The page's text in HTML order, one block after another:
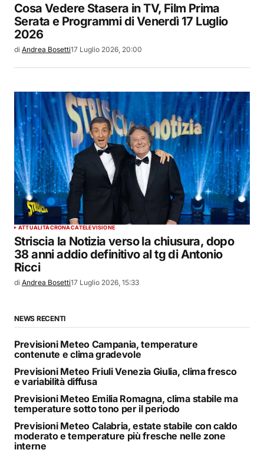
Cosa Vedere Stasera in TV, Film Prima
Serata e Programmi di Venerdì 17 Luglio
2026
di Andrea Bosetti17 Luglio 2026, 20:00
ATTUALITÀCRONACATELEVISIONE
Striscia la Notizia verso la chiusura, dopo
38 anni addio definitivo al tg di Antonio
Ricci
di Andrea Bosetti17 Luglio 2026, 15:33
NEWS RECENTI
Previsioni Meteo Campania, temperature
contenute e clima gradevole
Previsioni Meteo Friuli Venezia Giulia, clima fresco
e variabilità diffusa
Previsioni Meteo Emilia Romagna, clima stabile ma
temperature sotto tono per il periodo
Previsioni Meteo Calabria, estate stabile con caldo
moderato e temperature più fresche nelle zone
interne